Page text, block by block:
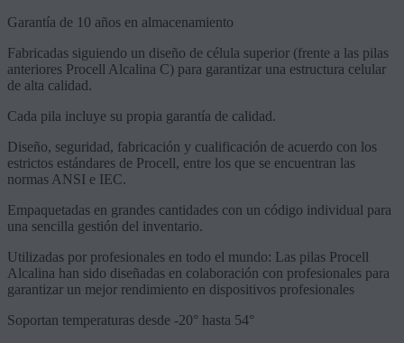
Garantía de 10 años en almacenamiento
Fabricadas siguiendo un diseño de célula superior (frente a las pilas
anteriores Procell Alcalina C) para garantizar una estructura celular
de alta calidad.
Cada pila incluye su propia garantía de calidad.
Diseño, seguridad, fabricación y cualificación de acuerdo con los
estrictos estándares de Procell, entre los que se encuentran las
normas ANSI e IEC.
Empaquetadas en grandes cantidades con un código individual para
una sencilla gestión del inventario.
Utilizadas por profesionales en todo el mundo: Las pilas Procell
Alcalina han sido diseñadas en colaboración con profesionales para
garantizar un mejor rendimiento en dispositivos profesionales
Soportan temperaturas desde -20° hasta 54°